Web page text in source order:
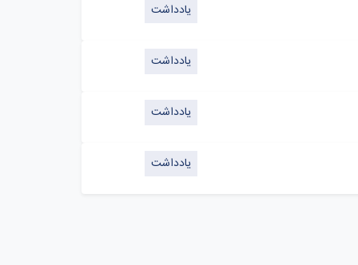
یادداشت
یادداشت
یادداشت
یادداشت